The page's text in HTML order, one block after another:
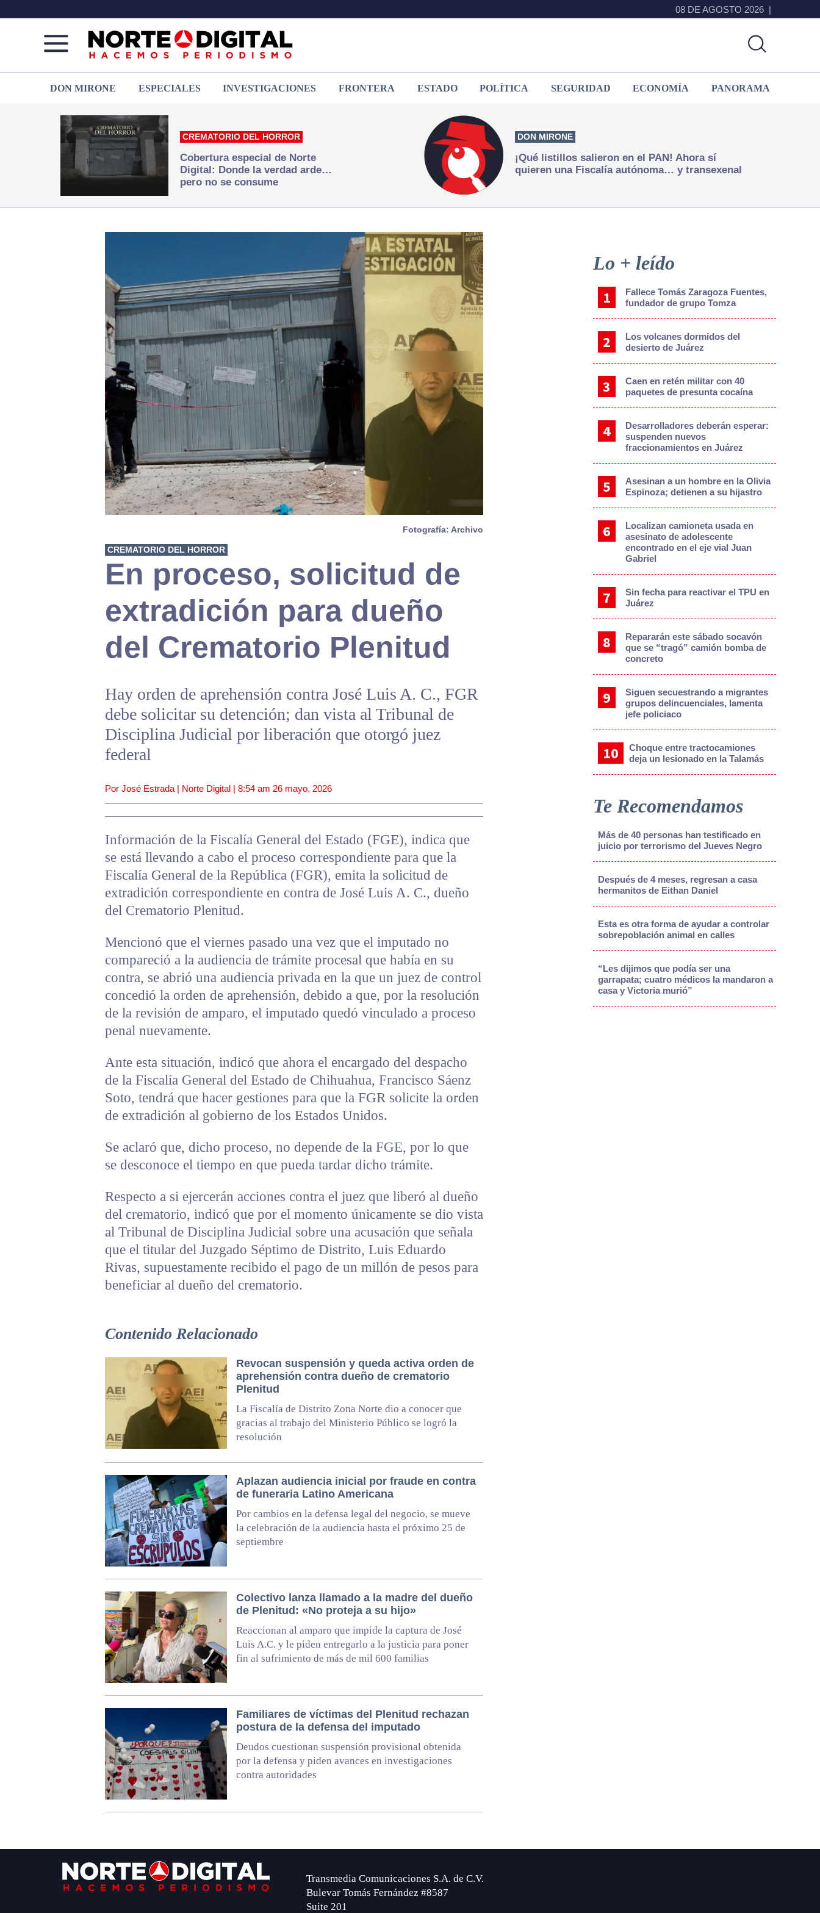
08 DE AGOSTO 2026
de
Juárez
que
hacemos periodismo
DON MIRONE ESPECIALES INVESTIGACIONES FRONTERA ESTADO POLÍTICA SEGURIDAD ECONOMÍA PANORAMA
CREMATORIO DEL HORROR
Cobertura especial de Norte
Digital: Donde la verdad arde…
pero no se consume
DON MIRONE
¡Qué listillos salieron en el PAN! Ahora sí
quieren una Fiscalía autónoma… y transexenal
Fotografía: Archivo
CREMATORIO DEL HORROR
En proceso, solicitud de
extradición para dueño
del Crematorio Plenitud
Hay orden de aprehensión contra José Luis A. C., FGR
debe solicitar su detención; dan vista al Tribunal de
Disciplina Judicial por liberación que otorgó juez
federal
Por José Estrada | Norte Digital | 8:54 am 26 mayo, 2026
Información de la Fiscalía General del Estado (FGE), indica que
se está llevando a cabo el proceso correspondiente para que la
Fiscalía General de la República (FGR), emita la solicitud de
extradición correspondiente en contra de José Luis A. C., dueño
del Crematorio Plenitud.
Mencionó que el viernes pasado una vez que el imputado no
compareció a la audiencia de trámite procesal que había en su
contra, se abrió una audiencia privada en la que un juez de control
concedió la orden de aprehensión, debido a que, por la resolución
de la revisión de amparo, el imputado quedó vinculado a proceso
penal nuevamente.
Ante esta situación, indicó que ahora el encargado del despacho
de la Fiscalía General del Estado de Chihuahua, Francisco Sáenz
Soto, tendrá que hacer gestiones para que la FGR solicite la orden
de extradición al gobierno de los Estados Unidos.
Se aclaró que, dicho proceso, no depende de la FGE, por lo que
se desconoce el tiempo en que pueda tardar dicho trámite.
Respecto a si ejercerán acciones contra el juez que liberó al dueño
del crematorio, indicó que por el momento únicamente se dio vista
al Tribunal de Disciplina Judicial sobre una acusación que señala
que el titular del Juzgado Séptimo de Distrito, Luis Eduardo
Rivas, supuestamente recibido el pago de un millón de pesos para
beneficiar al dueño del crematorio.
Contenido Relacionado
Revocan suspensión y queda activa orden de
aprehensión contra dueño de crematorio
Plenitud
La Fiscalía de Distrito Zona Norte dio a conocer que
gracias al trabajo del Ministerio Público se logró la
resolución
Aplazan audiencia inicial por fraude en contra
de funeraria Latino Americana
Por cambios en la defensa legal del negocio, se mueve
la celebración de la audiencia hasta el próximo 25 de
septiembre
Colectivo lanza llamado a la madre del dueño
de Plenitud: «No proteja a su hijo»
Reaccionan al amparo que impide la captura de José
Luis A.C. y le piden entregarlo a la justicia para poner
fin al sufrimiento de más de mil 600 familias
Familiares de víctimas del Plenitud rechazan
postura de la defensa del imputado
Deudos cuestionan suspensión provisional obtenida
por la defensa y piden avances en investigaciones
contra autoridades
Sidebar
Lo + leído
Fallece Tomás Zaragoza Fuentes,
fundador de grupo Tomza
Los volcanes dormidos del
desierto de Juárez
Caen en retén militar con 40
paquetes de presunta cocaína
Desarrolladores deberán esperar:
suspenden nuevos
fraccionamientos en Juárez
Asesinan a un hombre en la Olivia
Espinoza; detienen a su hijastro
Localizan camioneta usada en
asesinato de adolescente
encontrado en el eje vial Juan
Gabriel
Sin fecha para reactivar el TPU en
Juárez
Repararán este sábado socavón
que se “tragó” camión bomba de
concreto
Siguen secuestrando a migrantes
grupos delincuenciales, lamenta
jefe policiaco
Choque entre tractocamiones
deja un lesionado en la Talamás
Te Recomendamos
Más de 40 personas han testificado en
juicio por terrorismo del Jueves Negro
Después de 4 meses, regresan a casa
hermanitos de Eithan Daniel
Esta es otra forma de ayudar a controlar
sobrepoblación animal en calles
“Les dijimos que podía ser una
garrapata; cuatro médicos la mandaron a
casa y Victoria murió”
Transmedia Comunicaciones S.A. de C.V.
Bulevar Tomás Fernández #8587
Suite 201